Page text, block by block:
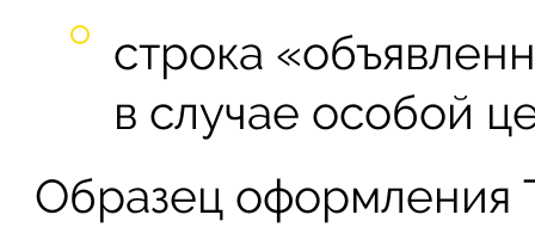
строка
в случае особой
Образец оформления